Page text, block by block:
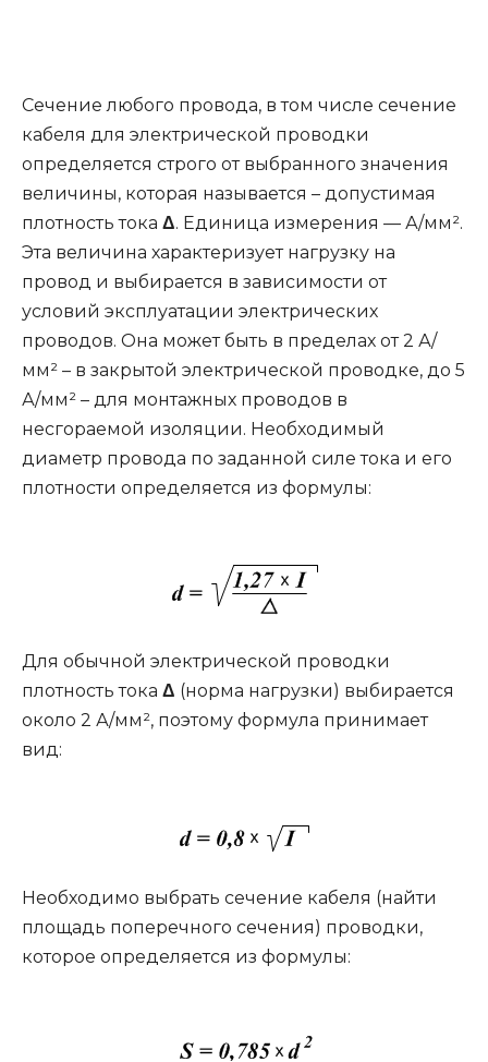
Сечение любого провода, в том числе сечение
кабеля для электрической проводки
определяется строго от выбранного значения
величины, которая называется – допустимая
плотность тока Δ. Единица измерения — А/мм².
Эта величина характеризует нагрузку на
провод и выбирается в зависимости от
условий эксплуатации электрических
проводов. Она может быть в пределах от 2 А/
мм² – в закрытой электрической проводке, до 5
А/мм² – для монтажных проводов в
несгораемой изоляции. Необходимый
диаметр провода по заданной силе тока и его
плотности определяется из формулы:
Для обычной электрической проводки
плотность тока Δ (норма нагрузки) выбирается
около 2 А/мм², поэтому формула принимает
вид:
Необходимо выбрать сечение кабеля (найти
площадь поперечного сечения) проводки,
которое определяется из формулы: